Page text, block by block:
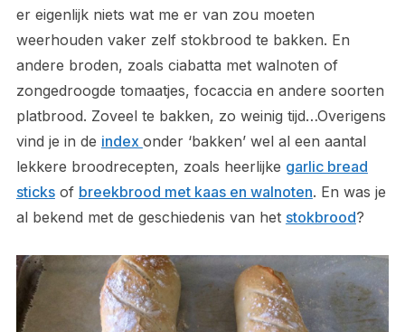
er eigenlijk niets wat me er van zou moeten
weerhouden vaker zelf stokbrood te bakken. En
andere broden, zoals ciabatta met walnoten of
zongedroogde tomaatjes, focaccia en andere soorten
platbrood. Zoveel te bakken, zo weinig tijd…Overigens
vind je in de index onder ‘bakken’ wel al een aantal
lekkere broodrecepten, zoals heerlijke garlic bread
sticksof breekbrood met kaas en walnoten. En was je
al bekend met de geschiedenis van het stokbrood?